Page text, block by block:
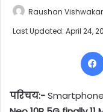
Raushan
Last Updated: April 24,
परिचय:-